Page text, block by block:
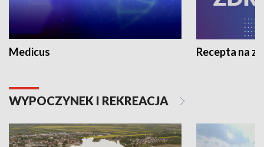
Medicus Recepta na
WYPOCZYNEK I REKREACJA